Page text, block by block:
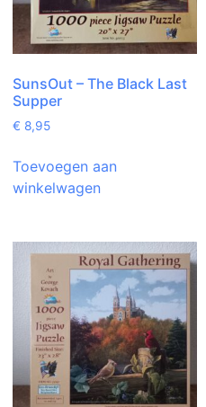
SunsOut – The Black Last
Supper
€ 8,95
Toevoegen aan
winkelwagen